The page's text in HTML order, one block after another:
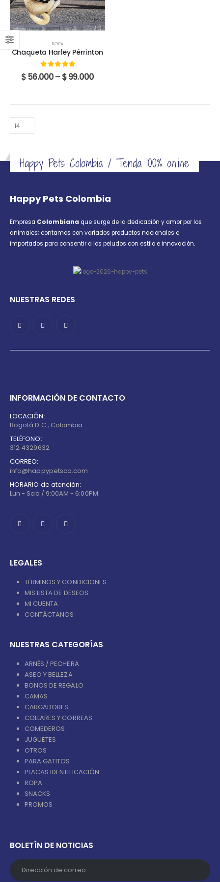
opciones
se
pueden
elegir
en
opciones
se
pueden
elegir
en
ROPA
Chaqueta Harley Pérrinton
0out of 5
$ 56.000– $99.000Price
$ 99.000
Happy Pets Colombia / Tienda 100% online
Happy Pets Colombia
Empresa Colombiana que surge de la dedicación y amor por los
animales; contamos con variados productos nacionales e
importados para consentir a los peludos con estilo e innovación.
NUESTRAS REDES
INFORMACIÓN DE CONTACTO
LOCACIÓN:
Bogotá D.C., Colombia
TELÉFONO:
312 4329632
CORREO:
info@happypetsco.com
HORARIO de atención:
Lun - Sab / 9:00AM - 6:00PM
LEGALES
TÉRMINOS Y CONDICIONES
MIS LISTA DE DESEOS
MI CUENTA
CONTÁCTANOS
NUESTRAS CATEGORÍAS
ARNÉS / PECHERA
ASEO Y BELLEZA
BONOS DE REGALO
CAMAS
CARGADORES
COLLARES Y CORREAS
COMEDEROS
JUGUETES
OTROS
PARA GATITOS
PLACAS IDENTIFICACIÓN
ROPA
SNACKS
PROMOS
BOLETÍN DE NOTICIAS